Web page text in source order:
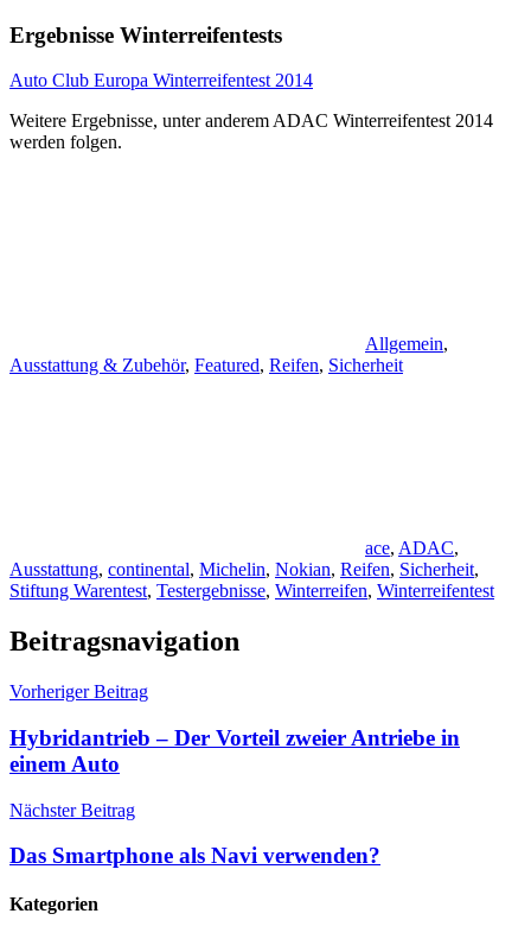
Ergebnisse Winterreifentests
Auto Club Europa Winterreifentest 2014
Weitere Ergebnisse, unter anderem ADAC Winterreifentest 2014
werden folgen.
Allgemein,
Ausstattung & Zubehör, Featured, Reifen, Sicherheit
ace, ADAC,
Ausstattung, continental, Michelin, Nokian, Reifen, Sicherheit,
Stiftung Warentest, Testergebnisse, Winterreifen, Winterreifentest
Beitragsnavigation
Vorheriger Beitrag
Hybridantrieb – Der Vorteil zweier Antriebe in
einem Auto
Nächster Beitrag
Das Smartphone als Navi verwenden?
Kategorien